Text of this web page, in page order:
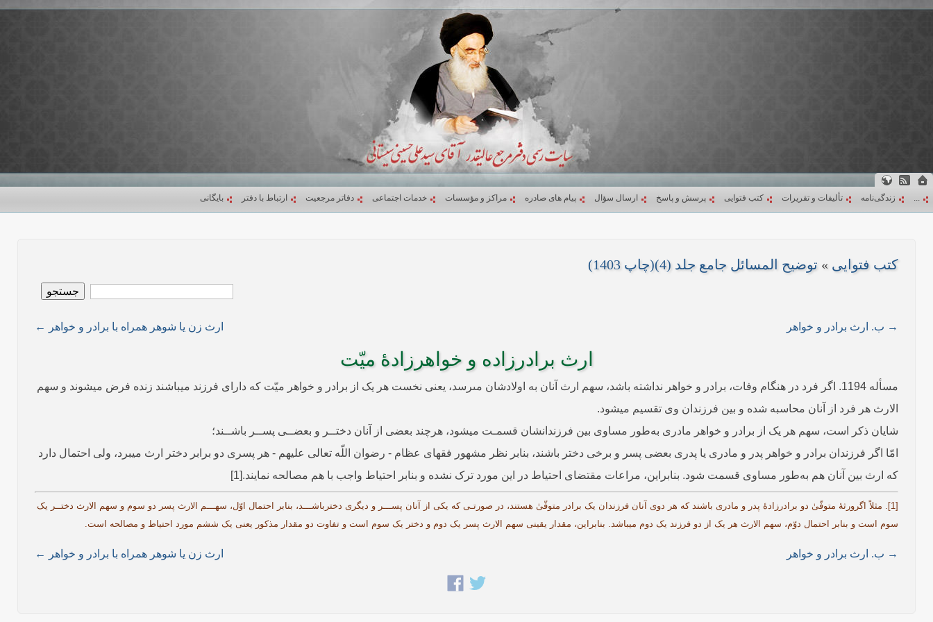
... زندگی‌نامه تألیفات و تقریرات کتب فتوایی پرسش و پاسخ ارسال سؤال پیام های صادره مراکز و مؤسسات خدمات اجتماعی دفاتر مرجعیت ارتباط با دفتر بایگانی
کتب فتوایی » توضیح المسائل جامع جلد (4)(چاپ 1403)
جستجو
ارث زن یا شوهر همراه با برادر و خواهر ← → ب. ارث برادر و خواهر
ارث برادر‌زاده و خواهر‌زادۀ میّت
مسأله 1194. اگر فرد در هنگام وفات، برادر و خواهر نداشته باشد، سهم ارث آنان به اولادشان مى­رسد، یعنى نخست هر یک از برادر و خواهر میّت که دارای فرزند می­باشند زنده فرض می­شوند و سهم
الارث هر فرد از آنان محاسبه شده و بین فرزندان وی تقسیم می­شود.
شایان ذکر است، سهم هر یک از برادر و خواهر مادرى به‌طور مساوى بین فرزندانشان قسمـت میشود، هرچند بعضی از آنان دختــر و بعضــی پســر باشــند؛
امّا اگر فرزندان برادر و خواهر پدر و مادری یا پدری بعضی پسر و برخی دختر باشند، بنابر نظر مشهور فقهای عظام - رضوان اللّه تعالی علیهم - هر پسرى دو برابر دختر ارث میبرد، ولى احتمال دارد
که ارث بین آنان هم به‌طور مساوی­ قسمت شود. بنابراین، مراعات مقتضای احتیاط در این مورد ترک نشده و بنابر احتیاط واجب با هم مصالحه نمایند.[1]
[1]. مثلاً اگرورثۀ متوفّیٰ دو برادرزادۀ پدر و مادری باشند که هر دوی آنان فرزندان یک برادر متوفّیٰ هستند، در صورتـی که یکی از آنان پســـر و دیگری دخترباشـــد، بنابر احتمال اوّل، سهـــم الارث پسر دو سوم و سهم الارث دختــر یک
سوم است و بنابر احتمال دوّم، سهم الارث هر یک از دو فرزند یک دوم می­باشد. بنابراین، مقدار یقینی سهم الارث پسر یک دوم و دختر یک سوم است و تفاوت دو مقدار مذکور یعنی یک ششم مورد احتیاط و مصالحه است.
ارث زن یا شوهر همراه با برادر و خواهر ← → ب. ارث برادر و خواهر